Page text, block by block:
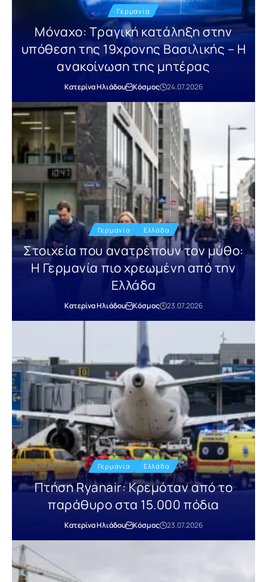
Γερμανία
Μόναχο: Τραγική κατάληξη στην
υπόθεση της 19χρονης Βασιλικής – Η
ανακοίνωση της μητέρας
Κατερίνα Ηλιάδου Κόσμος 24.07.2026
Γερμανία Ελλάδα
Στοιχεία που ανατρέπουν τον μύθο:
Η Γερμανία πιο χρεωμένη από την
Ελλάδα
Κατερίνα Ηλιάδου Κόσμος 23.07.2026
Γερμανία Ελλάδα
Πτήση Ryanair: Κρεμόταν από το
παράθυρο στα 15.000 πόδια
Κατερίνα Ηλιάδου Κόσμος 23.07.2026